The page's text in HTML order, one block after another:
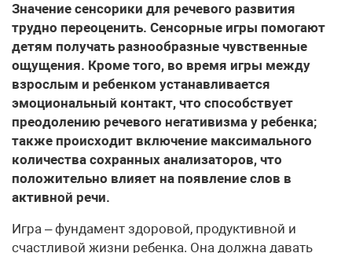
Значение сенсорики для речевого развития
трудно переоценить. Сенсорные игры помогают
детям получать разнообразные чувственные
ощущения. Кроме того, во время игры между
взрослым и ребенком устанавливается
эмоциональный контакт, что способствует
преодолению речевого негативизма у ребенка;
также происходит включение максимального
количества сохранных анализаторов, что
положительно влияет на появление слов в
активной речи.
​Игра – фундамент здоровой, продуктивной и
счастливой жизни ребенка. Она должна давать